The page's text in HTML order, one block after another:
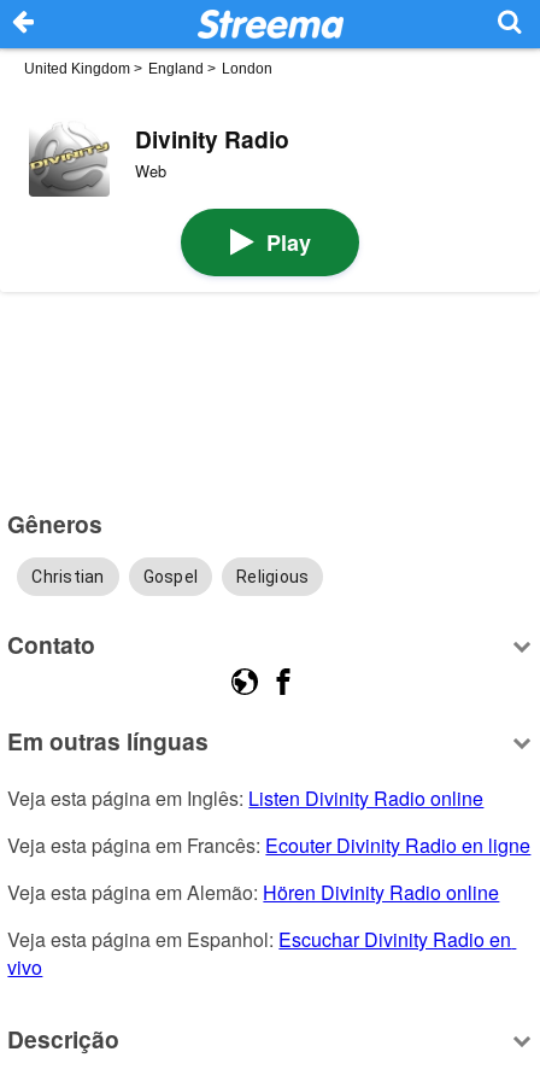
United Kingdom > England > London
Divinity Radio
Web
Play
Gêneros
Christian Gospel Religious
Contato
Em outras línguas
Veja esta página em Inglês: Listen Divinity Radio online
Veja esta página em Francês: Ecouter Divinity Radio en ligne
Veja esta página em Alemão: Hören Divinity Radio online
Veja esta página em Espanhol: Escuchar Divinity Radio en
vivo
Descrição